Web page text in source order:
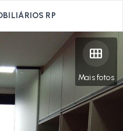
RP
Mais fotos